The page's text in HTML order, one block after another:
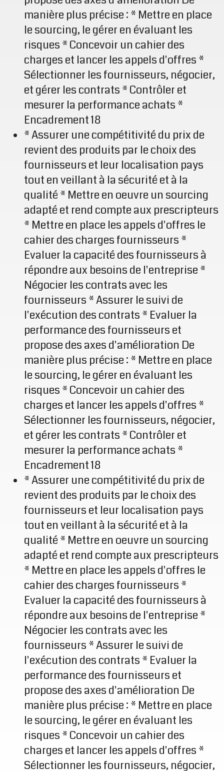
manière plus précise : * Mettre en place
le sourcing, le gérer en évaluant les
risques * Concevoir un cahier des
charges et lancer les appels d'offres *
Sélectionner les fournisseurs, négocier,
et gérer les contrats * Contrôler et
mesurer la performance achats *
Encadrement 18
* Assurer une compétitivité du prix de
revient des produits par le choix des
fournisseurs et leur localisation pays
tout en veillant à la sécurité et à la
qualité * Mettre en oeuvre un sourcing
adapté et rend compte aux prescripteurs
* Mettre en place les appels d'offres le
cahier des charges fournisseurs *
Evaluer la capacité des fournisseurs à
répondre aux besoins de l'entreprise *
Négocier les contrats avec les
fournisseurs * Assurer le suivi de
l'exécution des contrats * Evaluer la
performance des fournisseurs et
propose des axes d'amélioration De
manière plus précise : * Mettre en place
le sourcing, le gérer en évaluant les
risques * Concevoir un cahier des
charges et lancer les appels d'offres *
Sélectionner les fournisseurs, négocier,
et gérer les contrats * Contrôler et
mesurer la performance achats *
Encadrement 18
* Assurer une compétitivité du prix de
revient des produits par le choix des
fournisseurs et leur localisation pays
tout en veillant à la sécurité et à la
qualité * Mettre en oeuvre un sourcing
adapté et rend compte aux prescripteurs
* Mettre en place les appels d'offres le
cahier des charges fournisseurs *
Evaluer la capacité des fournisseurs à
répondre aux besoins de l'entreprise *
Négocier les contrats avec les
fournisseurs * Assurer le suivi de
l'exécution des contrats * Evaluer la
performance des fournisseurs et
propose des axes d'amélioration De
manière plus précise : * Mettre en place
le sourcing, le gérer en évaluant les
risques * Concevoir un cahier des
charges et lancer les appels d'offres *
Sélectionner les fournisseurs, négocier,